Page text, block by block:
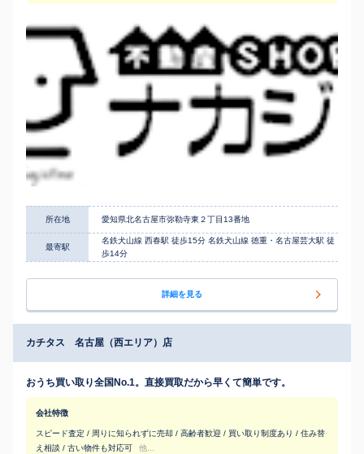
所在地 愛知県北名古屋市弥勒寺東２丁目13番地
最寄駅
名鉄犬山線 西春駅 徒歩15分 名鉄犬山線 徳重・名古屋芸大駅 徒
歩14分
詳細を見る
カチタス 名古屋（西エリア）店
おうち買い取り全国No.1。直接買取だから早くて簡単です。
会社特徴
スピード査定 / 周りに知られずに売却 / 高齢者歓迎 / 買い取り制度あり / 住み替
え相談 / 古い物件も対応可
他...